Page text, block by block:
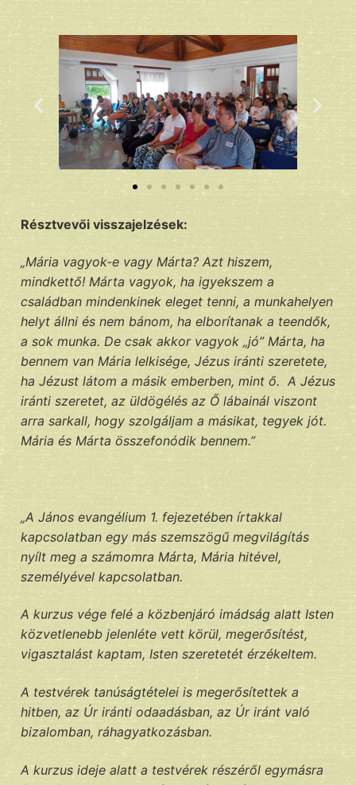
Résztvevői visszajelzések:
„Mária vagyok-e vagy Márta? Azt hiszem,
mindkettő! Márta vagyok, ha igyekszem a
családban mindenkinek eleget tenni, a munkahelyen
helyt állni és nem bánom, ha elborítanak a teendők,
a sok munka. De csak akkor vagyok „jó” Márta, ha
bennem van Mária lelkisége, Jézus iránti szeretete,
ha Jézust látom a másik emberben, mint ő. A Jézus
iránti szeretet, az üldögélés az Ő lábainál viszont
arra sarkall, hogy szolgáljam a másikat, tegyek jót.
Mária és Márta összefonódik bennem.”
„A János evangélium 1. fejezetében írtakkal
kapcsolatban egy más szemszögű megvilágítás
nyílt meg a számomra Márta, Mária hitével,
személyével kapcsolatban.
A kurzus vége felé a közbenjáró imádság alatt Isten
közvetlenebb jelenléte vett körül, megerősítést,
vigasztalást kaptam, Isten szeretetét érzékeltem.
A testvérek tanúságtételei is megerősítettek a
hitben, az Úr iránti odaadásban, az Úr iránt való
bizalomban, ráhagyatkozásban.
A kurzus ideje alatt a testvérek részéről egymásra